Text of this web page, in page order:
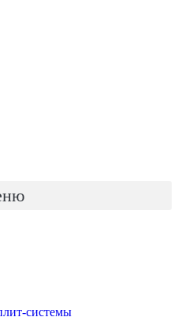
системы